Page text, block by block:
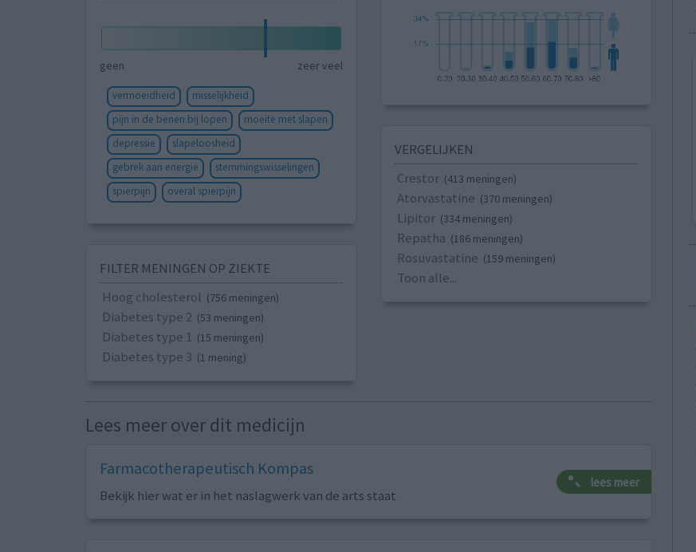
geen zeer veel
vermoeidheid
misselijkheid
pijn in de benen bij lopen
moeite met slapen
depressie
slapeloosheid
gebrek aan energie
stemmingswisselingen
spierpijn
overal spierpijn
FILTER MENINGEN OP ZIEKTE
Hoog cholesterol (756 meningen)
Diabetes type 2 (53 meningen)
Diabetes type 1 (15 meningen)
Diabetes type 3 (1 mening)
VERGELIJKEN
Crestor (413 meningen)
Atorvastatine (370 meningen)
Lipitor (334 meningen)
Repatha (186 meningen)
Rosuvastatine (159 meningen)
Toon alle...
Lees meer over dit medicijn
Farmacotherapeutisch Kompas
Bekijk hier wat er in het naslagwerk van de arts staat
lees meer